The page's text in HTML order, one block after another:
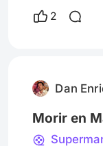
por más
que hablar
aclarar que
2
Dan
Morir en